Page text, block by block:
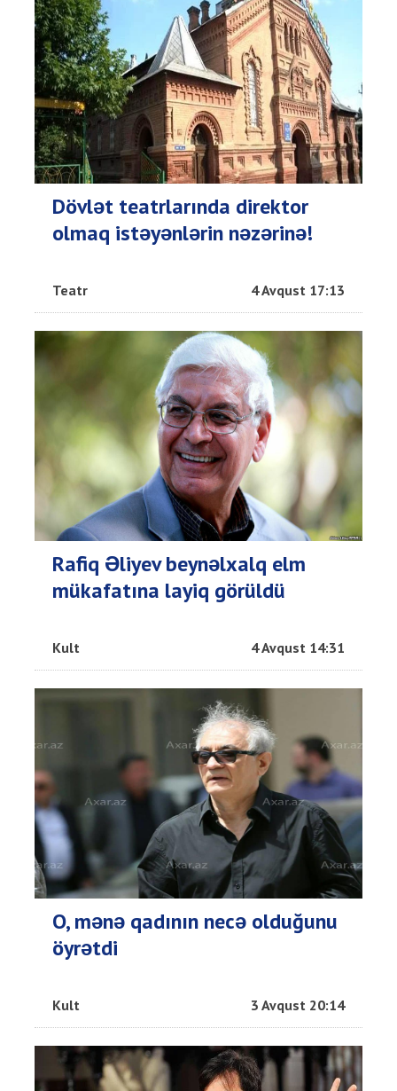
Dövlət teatrlarında direktor
olmaq istəyənlərin nəzərinə!
Teatr 4 Avqust 17:13
Rafiq Əliyev beynəlxalq elm
mükafatına layiq görüldü
Kult 4 Avqust 14:31
O, mənə qadının necə olduğunu
öyrətdi
Kult 3 Avqust 20:14